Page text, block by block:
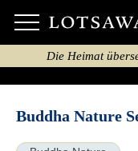
Die Heimat
Buddha Nature